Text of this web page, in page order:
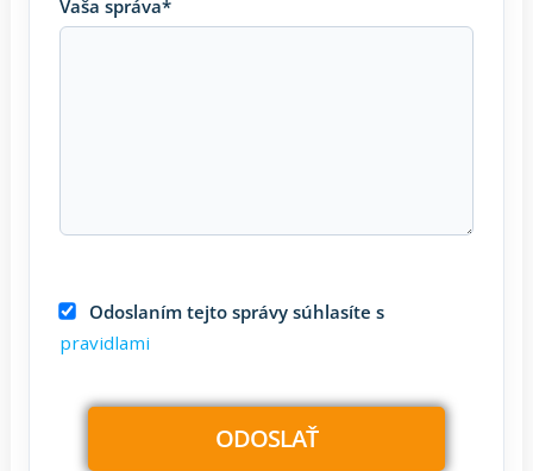
Vaša správa*
Odoslaním tejto správy súhlasíte s
pravidlami